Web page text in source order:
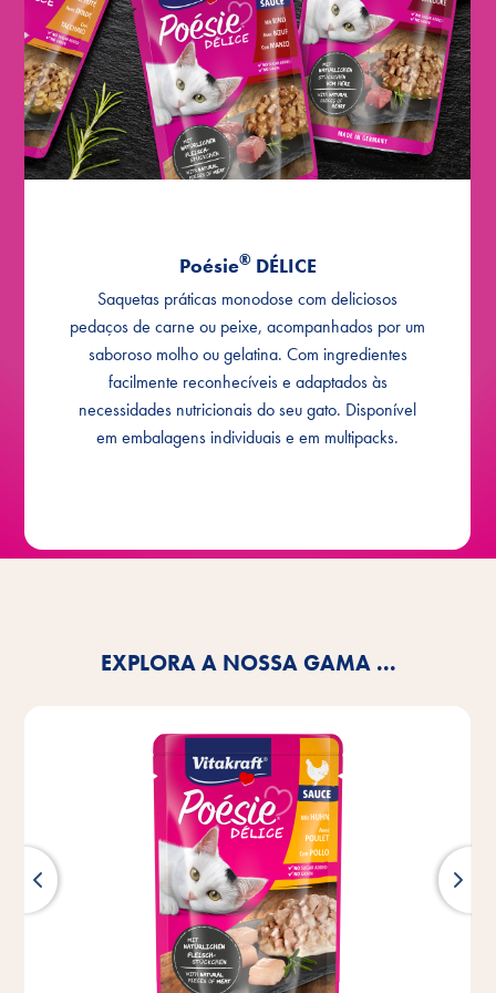
Poésie®DÉLICE
Saquetas práticas monodose com deliciosos
pedaços de carne ou peixe, acompanhados por um
saboroso molho ou gelatina. Com ingredientes
facilmente reconhecíveis e adaptados às
necessidades nutricionais do seu gato. Disponível
em embalagens individuais e em multipacks.
Poésie
®
Délice com escamudo em molho
Poésie
®
Délice com bacalhau em molho
Poésie
®
Délice com coração em molho
Poésie
Délice Multipack em molho Seleção
de Peixe
Poésie
®
Délice Multipack em gelatina
Seleção de Carne e Peixe
EXPLORA A NOSSA GAMA ...